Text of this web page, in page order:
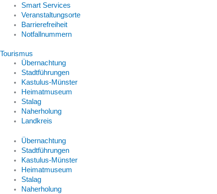
Smart Services
Veranstaltungsorte
Barrierefreiheit
Notfallnummern
Tourismus
Übernachtung
Stadtführungen
Kastulus-Münster
Heimatmuseum
Stalag
Naherholung
Landkreis
Übernachtung
Stadtführungen
Kastulus-Münster
Heimatmuseum
Stalag
Naherholung